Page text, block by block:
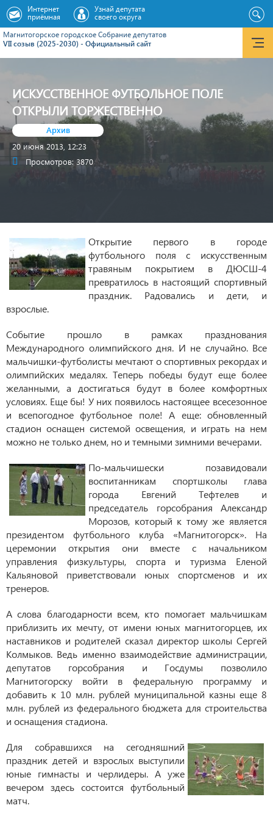
Магнитогорское городское Cобрание депутатов
VII созыв (2025-2030) - Официальный сайт
Интернет
приёмная
Узнай депутата
своего округа
ИСКУССТВЕННОЕ ФУТБОЛЬНОЕ ПОЛЕ
ОТКРЫЛИ ТОРЖЕСТВЕННО
Архив
20 июня 2013, 12:23
Просмотров: 3870
Открытие первого в городе
футбольного поля с искусственным
травяным покрытием в ДЮСШ-4
превратилось в настоящий спортивный
праздник. Радовались и дети, и
взрослые.
Событие прошло в рамках празднования
Международного олимпийского дня. И не случайно. Все
мальчишки-футболисты мечтают о спортивных рекордах и
олимпийских медалях. Теперь победы будут еще более
желанными, а достигаться будут в более комфортных
условиях. Еще бы! У них появилось настоящее всесезонное
и всепогодное футбольное поле! А еще: обновленный
стадион оснащен системой освещения, и играть на нем
можно не только днем, но и темными зимними вечерами.
По-мальчишески позавидовали
воспитанникам спортшколы глава
города Евгений Тефтелев и
председатель горсобрания Александр
Морозов, который к тому же является
президентом футбольного клуба «Магнитогорск». На
церемонии открытия они вместе с начальником
управления физкультуры, спорта и туризма Еленой
Кальяновой приветствовали юных спортсменов и их
тренеров.
А слова благодарности всем, кто помогает мальчишкам
приблизить их мечту, от имени юных магнитогорцев, их
наставников и родителей сказал директор школы Сергей
Колмыков. Ведь именно взаимодействие администрации,
депутатов горсобрания и Госдумы позволило
Магнитогорску войти в федеральную программу и
добавить к 10 млн. рублей муниципальной казны еще 8
млн. рублей из федерального бюджета для строительства
и оснащения стадиона.
Для собравшихся на сегодняшний
праздник детей и взрослых выступили
юные гимнасты и черлидеры. А уже
вечером здесь состоится футбольный
матч.